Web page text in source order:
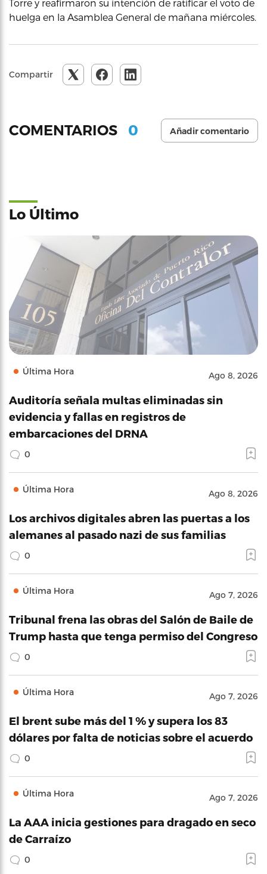
Torre y reafirmaron su intención de ratificar el voto de
huelga en la Asamblea General de mañana miércoles.
Compartir
COMENTARIOS 0 Añadir comentario
Lo Último
Última Hora Ago 8, 2026
Auditoría señala multas eliminadas sin
evidencia y fallas en registros de
embarcaciones del DRNA
0
Última Hora Ago 8, 2026
Los archivos digitales abren las puertas a los
alemanes al pasado nazi de sus familias
0
Última Hora Ago 7, 2026
Tribunal frena las obras del Salón de Baile de
Trump hasta que tenga permiso del Congreso
0
Última Hora Ago 7, 2026
El brent sube más del 1 % y supera los 83
dólares por falta de noticias sobre el acuerdo
0
Última Hora Ago 7, 2026
La AAA inicia gestiones para dragado en seco
de Carraízo
0